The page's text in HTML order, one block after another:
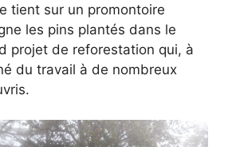
tient sur un promontoire
les pins plantés dans le
projet de reforestation qui, à
du travail à de nombreux